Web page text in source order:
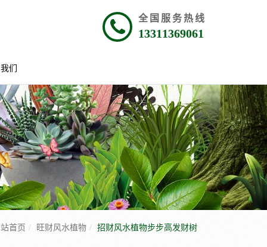
全国服务热线
13311369061
们
首页 旺财风水植物 招财风水植物步步高发财树